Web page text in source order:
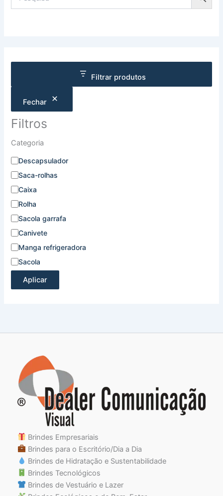
Filtrar produtos
Fechar
Filtros
Categoria
Descapsulador
Saca-rolhas
Caixa
Rolha
Sacola garrafa
Canivete
Manga refrigeradora
Sacola
Aplicar
Brindes Empresariais
Brindes para o Escritório/Dia a Dia
Brindes de Hidratação e Sustentabilidade
Brindes Tecnológicos
Brindes de Vestuário e Lazer